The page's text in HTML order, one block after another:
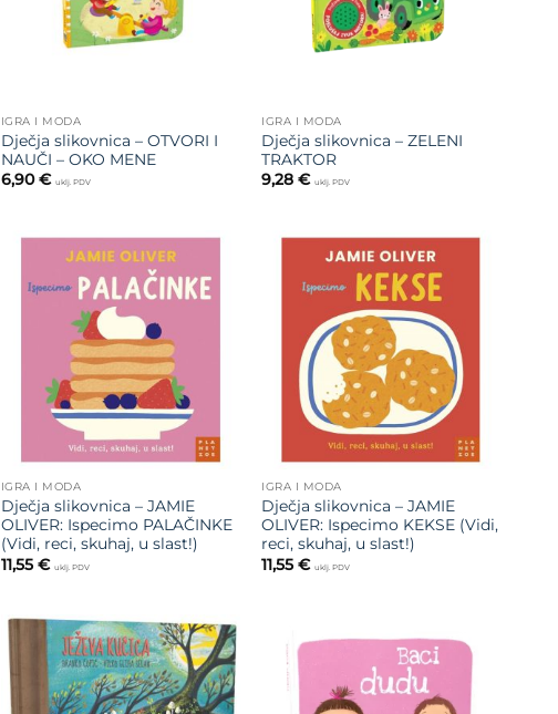
IGRA I MODA
Dječja slikovnica – OTVORI I
NAUČI – OKO MENE
6,90€ uklj. PDV
IGRA I MODA
Dječja slikovnica – ZELENI
TRAKTOR
9,28€ uklj. PDV
Dodajte
na listu
IGRA I MODA
Dječja slikovnica – JAMIE
OLIVER: Ispecimo PALAČINKE
(Vidi, reci, skuhaj, u slast!)
11,55 € uklj. PDV
Dodajte
na listu
želja
IGRA I MODA
Dječja slikovnica – JAMIE
OLIVER: Ispecimo KEKSE (Vidi,
reci, skuhaj, u slast!)
11,55€ uklj. PDV
Dodajte
na listu
želja
želja